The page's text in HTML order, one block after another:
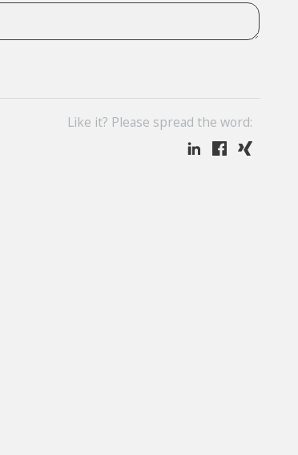
Like it? Please spread the word: